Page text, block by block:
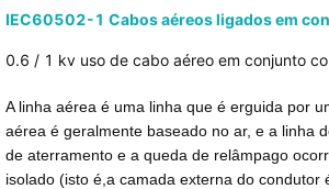
IEC60502-1 Cabos aéreos ligados em
0.6 / 1 kv uso de cabo aéreo em conjunto
A linha aérea é uma linha que é erguida por
aérea é geralmente baseado no ar, e a linha
de aterramento e a queda de relâmpago
isolado (isto é,a camada externa do